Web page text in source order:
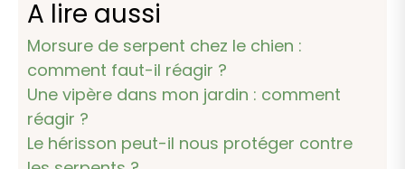
A lire aussi
Morsure de serpent chez le chien :
comment faut-il réagir ?
Une vipère dans mon jardin : comment
réagir ?
Le hérisson peut-il nous protéger contre